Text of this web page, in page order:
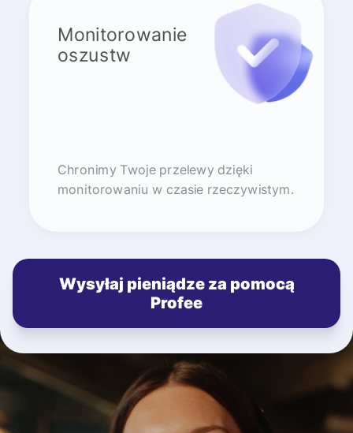
Monitorowanie
oszustw
Chronimy Twoje przelewy dzięki
monitorowaniu w czasie rzeczywistym.
Wysyłaj pieniądze za pomocą
Profee